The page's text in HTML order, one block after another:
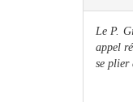
Le P.
appel
se plier